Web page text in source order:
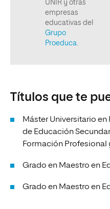
Títulos que te
Máster Universitario
de Educación
Formación Profesional
Grado en Maestro en
Grado en Maestro en